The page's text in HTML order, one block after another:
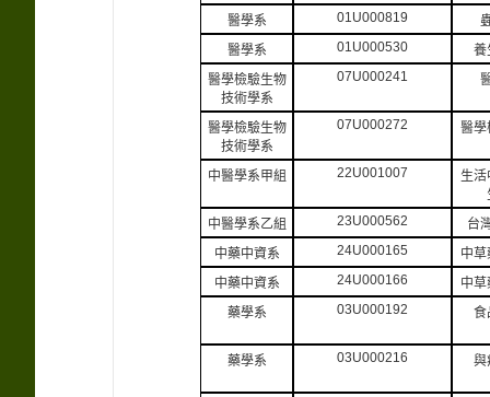
醫學系 01U000819
醫學系
01U000530
養
醫學檢驗生物
技術學系
07U000241
醫學檢驗生物
技術學系
07U000272 醫學
中醫學系甲組 22U001007
生活
中醫學系乙組
23U000562
台
中藥中資系
24U000165
中草
中藥中資系
24U000166
中草
藥學系
03U000192 食
藥學系 03U000216 與